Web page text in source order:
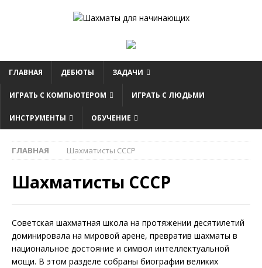
ГЛАВНАЯ ДЕБЮТЫ ЗАДАЧИ
ИГРАТЬ С КОМПЬЮТЕРОМ ИГРАТЬ С ЛЮДЬМИ
ИНСТРУМЕНТЫ ОБУЧЕНИЕ
ГЛАВНАЯ Шахматисты СССР
Шахматисты СССР
Советская шахматная школа на протяжении десятилетий
доминировала на мировой арене, превратив шахматы в
национальное достояние и символ интеллектуальной
мощи. В этом разделе собраны биографии великих